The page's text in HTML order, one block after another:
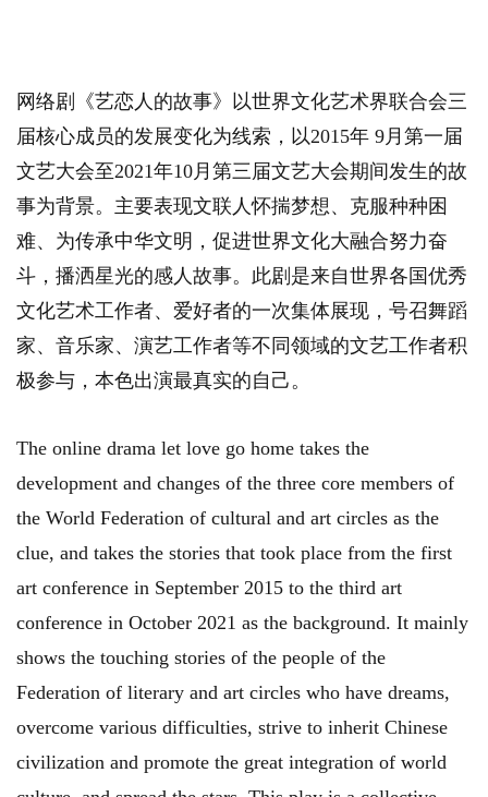
网络剧《艺恋人的故事》以世界文化艺术界联合会三
届核心成员的发展变化为线索，以2015年 9月第一届
文艺大会至2021年10月第三届文艺大会期间发生的故
事为背景。主要表现文联人怀揣梦想、克服种种困
难、为传承中华文明，促进世界文化大融合努力奋
斗，播洒星光的感人故事。此剧是来自世界各国优秀
文化艺术工作者、爱好者的一次集体展现，号召舞蹈
家、音乐家、演艺工作者等不同领域的文艺工作者积
极参与，本色出演最真实的自己。
The online drama let love go home takes the
development and changes of the three core members of
the World Federation of cultural and art circles as the
clue, and takes the stories that took place from the first
art conference in September 2015 to the third art
conference in October 2021 as the background. It mainly
shows the touching stories of the people of the
Federation of literary and art circles who have dreams,
overcome various difficulties, strive to inherit Chinese
civilization and promote the great integration of world